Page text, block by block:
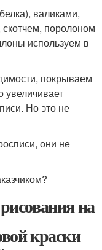
валиками,
поролоном
используем в
покрываем
увеличивает
Но это не
они не
на
краски